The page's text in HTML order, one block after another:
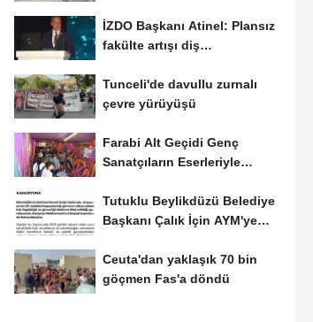
İZDO Başkanı Atinel: Plansız
fakülte artışı diş
Tunceli'de davullu zurnalı
çevre yürüyüşü
Farabi Alt Geçidi Genç
Sanatçıların Eserleriyle
Tutuklu Beylikdüzü Belediye
Başkanı Çalık İçin AYM'ye
Ceuta'dan yaklaşık 70 bin
göçmen Fas'a döndü